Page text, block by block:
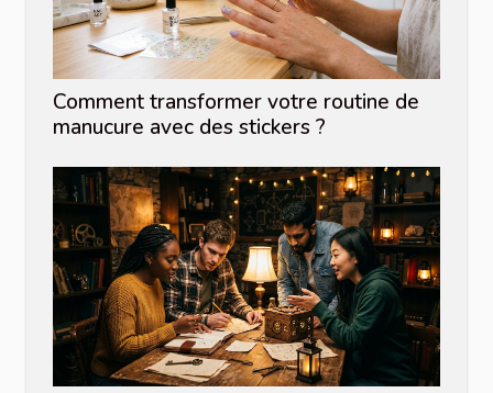
Comment transformer votre routine de
manucure avec des stickers ?